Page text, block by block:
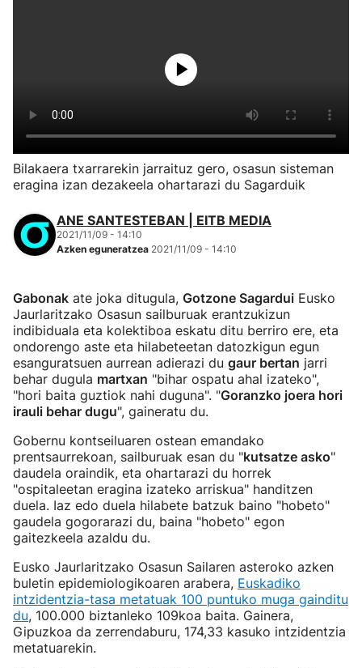
Bilakaera txarrarekin jarraituz gero, osasun sisteman
eragina izan dezakeela ohartarazi du Sagarduik
ANE SANTESTEBAN | EITB MEDIA
2021/11/09 - 14:10
Azken eguneratzea 2021/11/09 - 14:10
Gabonak ate joka ditugula, Gotzone Sagardui Eusko
Jaurlaritzako Osasun sailburuak erantzukizun
indibiduala eta kolektiboa eskatu ditu berriro ere, eta
ondorengo aste eta hilabeteetan datozkigun egun
esanguratsuen aurrean adierazi du gaur bertan jarri
behar dugula martxan "bihar ospatu ahal izateko",
"hori baita guztiok nahi duguna". "Goranzko joera hori
irauli behar dugu", gaineratu du.
Gobernu kontseiluaren ostean emandako
prentsaurrekoan, sailburuak esan du "kutsatze asko"
daudela oraindik, eta ohartarazi du horrek
"ospitaleetan eragina izateko arriskua" handitzen
duela. Iaz edo duela hilabete batzuk baino "hobeto"
gaudela gogorarazi du, baina "hobeto" egon
gaitezkeela azaldu du.
Eusko Jaurlaritzako Osasun Sailaren asteroko azken
buletin epidemiologikoaren arabera, Euskadiko
intzidentzia-tasa metatuak 100 puntuko muga gainditu
du, 100.000 biztanleko 109koa baita. Gainera,
Gipuzkoa da zerrendaburu, 174,33 kasuko intzidentzia
metatuarekin.